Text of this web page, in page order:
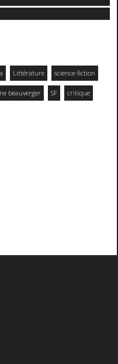
Littérature science-fiction
beauverger SF critique